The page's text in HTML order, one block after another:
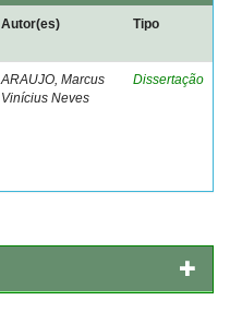
Autor(es) Tipo
ARAUJO, Marcus
Vinícius Neves
Dissertação